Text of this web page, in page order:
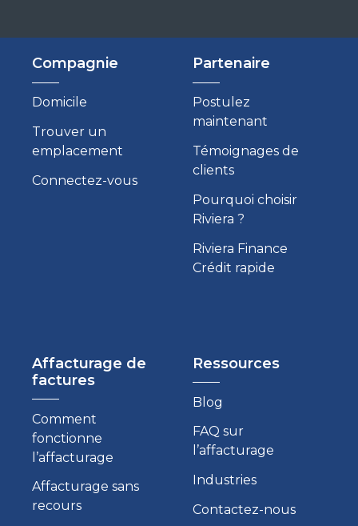
Compagnie
Domicile
Trouver un
emplacement
Connectez-vous
Partenaire
Postulez
maintenant
Témoignages de
clients
Pourquoi choisir
Riviera ?
Riviera Finance
Crédit rapide
Affacturage de
factures
Comment
fonctionne
l’affacturage
Affacturage sans
recours
Ressources
Blog
FAQ sur
l’affacturage
Industries
Contactez-nous